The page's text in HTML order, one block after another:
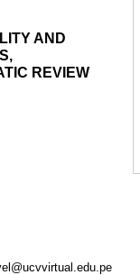
AND
REVIEW